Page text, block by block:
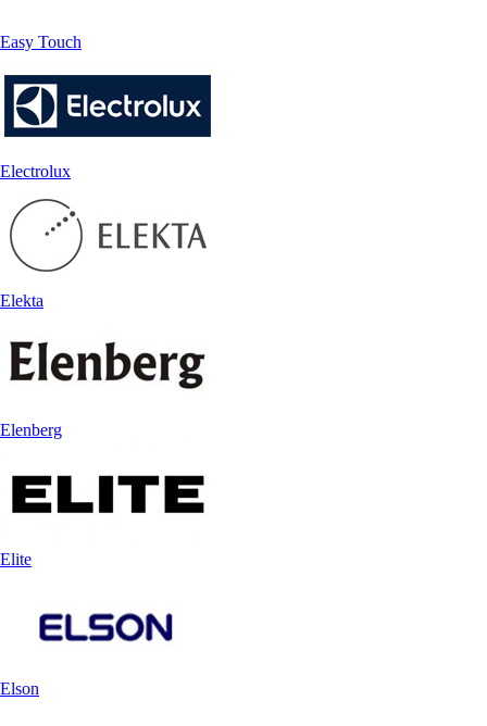
Easy Touch
Electrolux
Elekta
Elenberg
Elite
Elson